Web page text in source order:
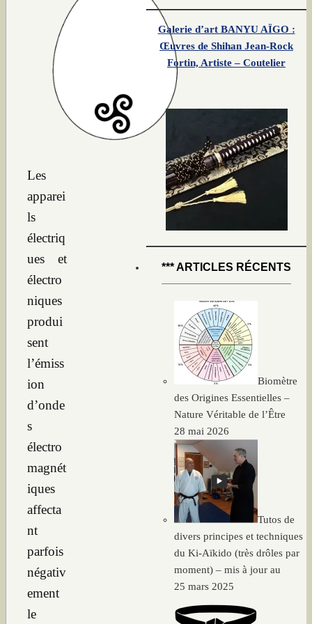
Les
apparei
ls
électriq
ues et
électro
niques
produi
sent
l’émiss
ion
d’onde
s
électro
magnét
iques
affecta
nt
parfois
négativ
ement
le
Galerie d’art BANYU AÏGO :
Œuvres de Shihan Jean-Rock
Fortin, Artiste – Coutelier
*** ARTICLES RÉCENTS
Biomètre
des Origines Essentielles –
Nature Véritable de l’Être
28 mai 2026
Tutos de
divers principes et techniques
du Ki-Aïkido (très drôles par
moment) – mis à jour au
25 mars 2025